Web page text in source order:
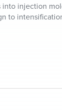
into injection
to